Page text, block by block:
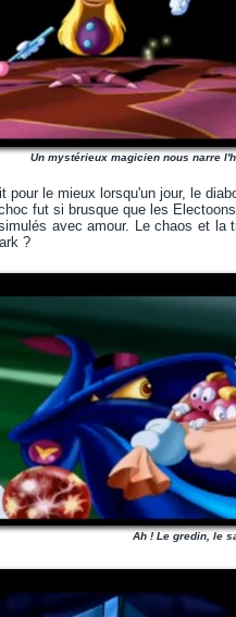
Un mystérieux magicien nous narre
pour le mieux lorsqu'un jour, le
fut si brusque que les
avec amour. Le chaos et la
?
Ah ! Le gredin, le